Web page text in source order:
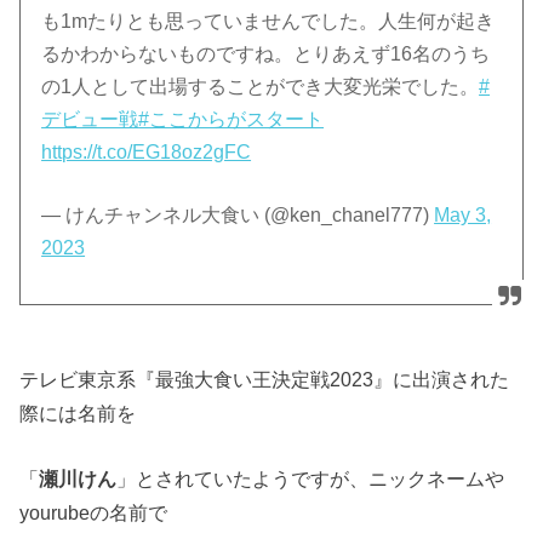
も1mたりとも思っていませんでした。人生何が起き
るかわからないものですね。とりあえず16名のうち
の1人として出場することができ大変光栄でした。#
デビュー戦#ここからがスタート
https://t.co/EG18oz2gFC
— けんチャンネル大食い (@ken_chanel777) May 3,
2023
テレビ東京系『最強大食い王決定戦2023』に出演された
際には名前を
「瀬川けん 」とされていたようですが、ニックネームや
yourubeの名前で